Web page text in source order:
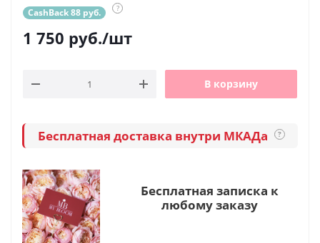
CashBack 88 руб. ?
1 750 руб./шт
В корзину
Бесплатная доставка внутри МКАДа ?
Бесплатная записка к
любому заказу